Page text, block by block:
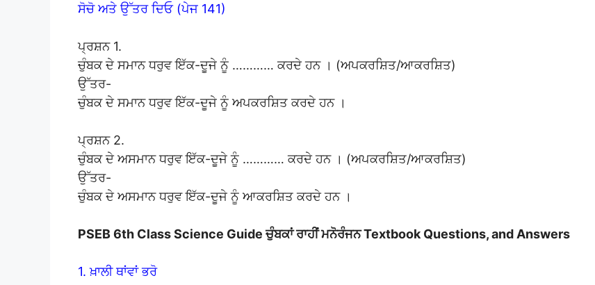
ਸੋਚੋ ਅਤੇ ਉੱਤਰ ਦਿਓ (ਪੇਜ 141)
ਪ੍ਰਸ਼ਨ 1.
ਚੁੰਬਕ ਦੇ ਸਮਾਨ ਧਰੁਵ ਇੱਕ-ਦੂਜੇ ਨੂੰ ………… ਕਰਦੇ ਹਨ । (ਅਪਕਰਸ਼ਿਤ/ਆਕਰਸ਼ਿਤ)
ਉੱਤਰ-
ਚੁੰਬਕ ਦੇ ਸਮਾਨ ਧਰੁਵ ਇੱਕ-ਦੂਜੇ ਨੂੰ ਅਪਕਰਸ਼ਿਤ ਕਰਦੇ ਹਨ ।
ਪ੍ਰਸ਼ਨ 2.
ਚੁੰਬਕ ਦੇ ਅਸਮਾਨ ਧਰੁਵ ਇੱਕ-ਦੂਜੇ ਨੂੰ ………… ਕਰਦੇ ਹਨ । (ਅਪਕਰਸ਼ਿਤ/ਆਕਰਸ਼ਿਤ)
ਉੱਤਰ-
ਚੁੰਬਕ ਦੇ ਅਸਮਾਨ ਧਰੁਵ ਇੱਕ-ਦੂਜੇ ਨੂੰ ਆਕਰਸ਼ਿਤ ਕਰਦੇ ਹਨ ।
PSEB 6th Class Science Guide ਚੁੰਬਕਾਂ ਰਾਹੀਂ ਮਨੋਰੰਜਨ Textbook Questions, and Answers
1. ਖ਼ਾਲੀ ਥਾਂਵਾਂ ਭਰੋ